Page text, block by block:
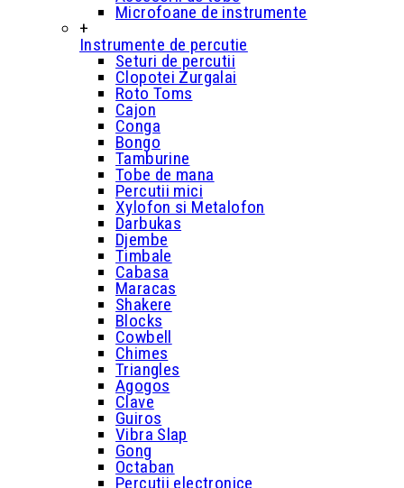
Microfoane de instrumente
+
Instrumente de percutie
Seturi de percutii
Clopotei Zurgalai
Roto Toms
Cajon
Conga
Bongo
Tamburine
Tobe de mana
Percutii mici
Xylofon si Metalofon
Darbukas
Djembe
Timbale
Cabasa
Maracas
Shakere
Blocks
Cowbell
Chimes
Triangles
Agogos
Clave
Guiros
Vibra Slap
Gong
Octaban
Percutii electronice